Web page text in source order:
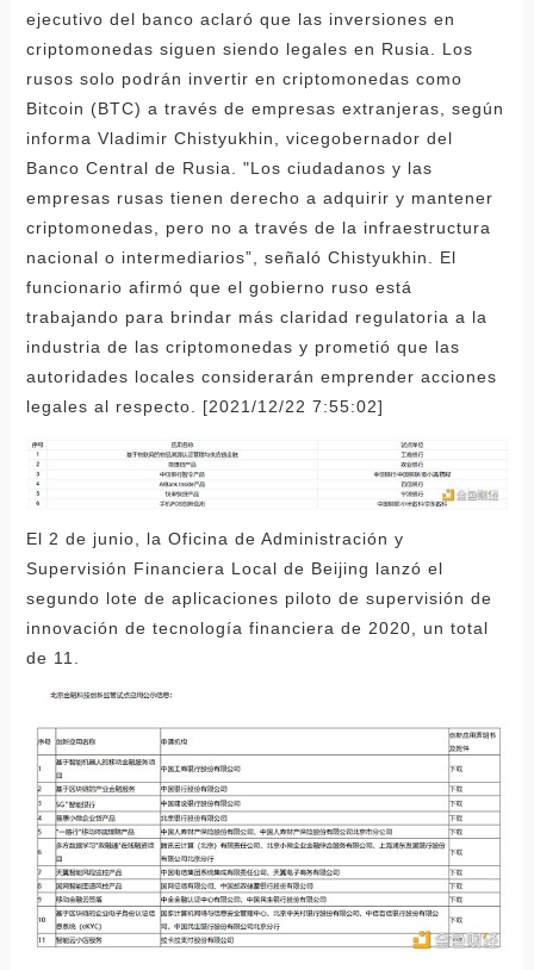
ejecutivo del banco aclaró que las inversiones en
criptomonedas siguen siendo legales en Rusia. Los
rusos solo podrán invertir en criptomonedas como
Bitcoin (BTC) a través de empresas extranjeras, según
informa Vladimir Chistyukhin, vicegobernador del
Banco Central de Rusia. "Los ciudadanos y las
empresas rusas tienen derecho a adquirir y mantener
criptomonedas, pero no a través de la infraestructura
nacional o intermediarios”, señaló Chistyukhin. El
funcionario afirmó que el gobierno ruso está
trabajando para brindar más claridad regulatoria a la
industria de las criptomonedas y prometió que las
autoridades locales considerarán emprender acciones
legales al respecto. [2021/12/22 7:55:02]
El 2 de junio, la Oficina de Administración y
Supervisión Financiera Local de Beijing lanzó el
segundo lote de aplicaciones piloto de supervisión de
innovación de tecnología financiera de 2020, un total
de 11.